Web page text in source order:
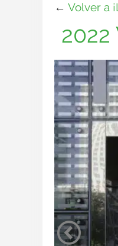
← Volver a
2022